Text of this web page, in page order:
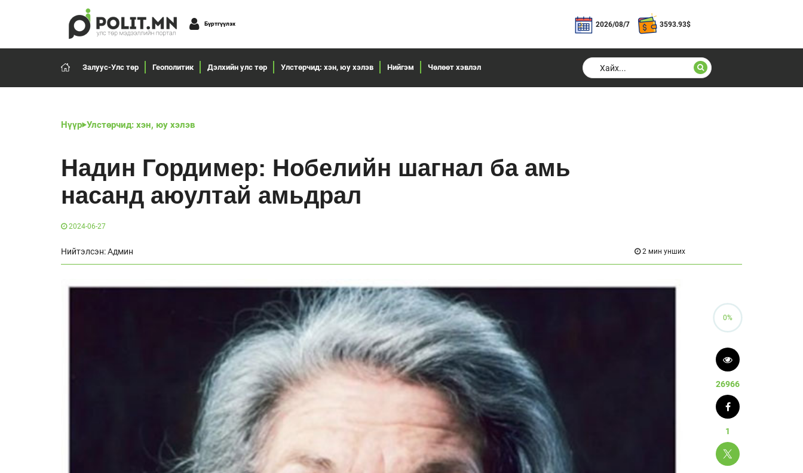
Бүртгүүлэх 2026/08/7 3593.93$
Залуус-Улс төр Геополитик Дэлхийн улс төр Улстөрчид: хэн, юу хэлэв Нийгэм Чөлөөт хэвлэл
Нүүр Улстөрчид: хэн, юу хэлэв
Надин Гордимер: Нобелийн шагнал ба амь
насанд аюултай амьдрал
2024-06-27
Нийтэлсэн: Админ 2 мин унших
0%
26966
1